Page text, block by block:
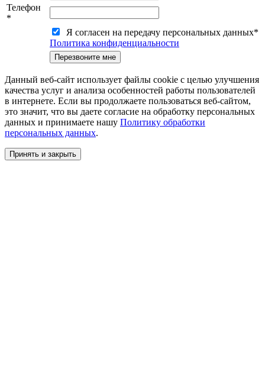
Телефон
*
Я согласен на передачу персональных данных*
Политика конфиденциальности
Данный веб-сайт использует файлы cookie с целью улучшения
качества услуг и анализа особенностей работы пользователей
в интернете. Если вы продолжаете пользоваться веб-сайтом,
это значит, что вы даете cогласие на обработку персональных
данных и принимаете нашу Политику обработки
персональных данных.
Принять и закрыть